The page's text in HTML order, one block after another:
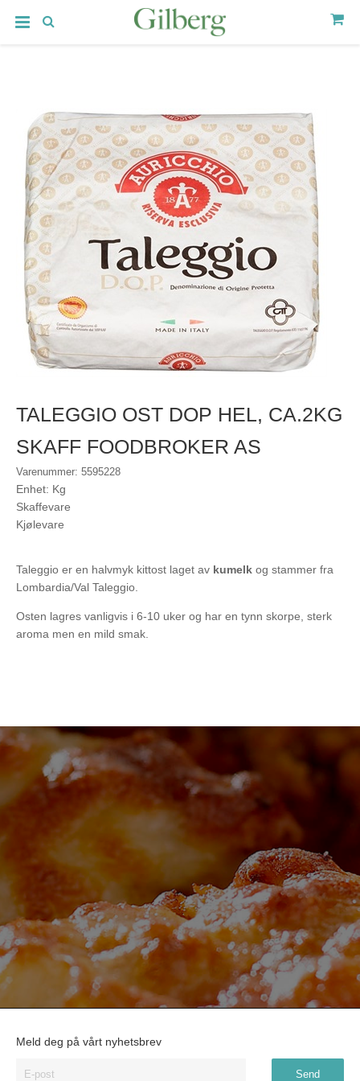
TALEGGIO OST DOP HEL, CA.2KG
SKAFF FOODBROKER AS
Varenummer: 5595228
Enhet: Kg
Skaffevare
Kjølevare
Taleggio er en halvmyk kittost laget av kumelk og stammer fra
Lombardia/Val Taleggio.
Osten lagres vanligvis i 6-10 uker og har en tynn skorpe, sterk
aroma men en mild smak.
Meld deg på vårt nyhetsbrev